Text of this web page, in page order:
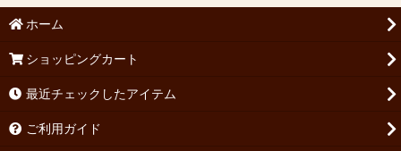
ホーム
ショッピングカート
最近チェックしたアイテム
ご利用ガイド